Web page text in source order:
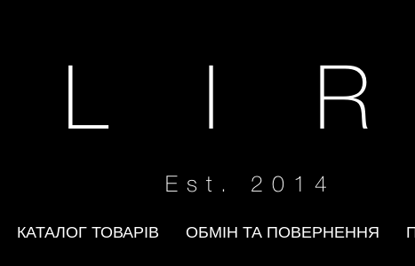
L I R
Est. 2014
КАТАЛОГ ТОВАРІВ ОБМІН ТА ПОВЕРНЕННЯ